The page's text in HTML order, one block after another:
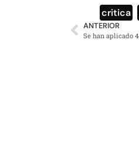
critica
ANTERIOR